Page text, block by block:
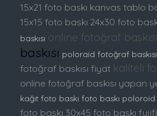
15x21 foto baskı kanvas tablo
15x15 foto baskı 24x30 foto
baskısı online fotoğraf baskısı
baskısı poloraid fotoğraf baskısı
fotoğraf baskısı fiyat kaliteli
online fotoğraf baskısı yapan
kağıt foto baskı foto baskı poloroid
foto baskı 30x45 foto baskı